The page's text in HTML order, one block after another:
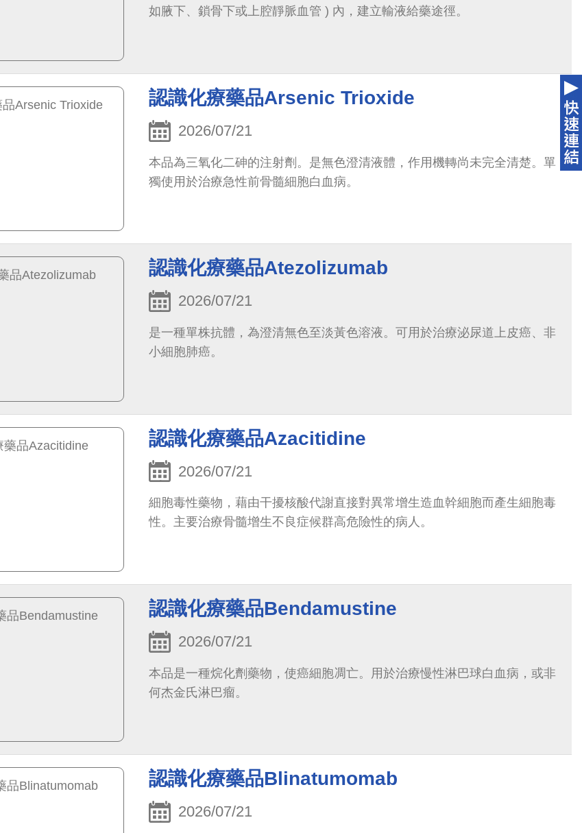
如腋下、鎖骨下或上腔靜脈血管 ) 內，建立輸液給藥途徑。
認識化療藥品Arsenic Trioxide
2026/07/21
本品為三氧化二砷的注射劑。是無色澄清液體，作用機轉尚未完全清楚。單
獨使用於治療急性前骨髓細胞白血病。
認識化療藥品Atezolizumab
2026/07/21
是一種單株抗體，為澄清無色至淡黃色溶液。可用於治療泌尿道上皮癌、非
小細胞肺癌。
認識化療藥品Azacitidine
2026/07/21
細胞毒性藥物，藉由干擾核酸代謝直接對異常增生造血幹細胞而產生細胞毒
性。主要治療骨髓增生不良症候群高危險性的病人。
認識化療藥品Bendamustine
2026/07/21
本品是一種烷化劑藥物，使癌細胞凋亡。用於治療慢性淋巴球白血病，或非
何杰金氏淋巴瘤。
認識化療藥品Blinatumomab
2026/07/21